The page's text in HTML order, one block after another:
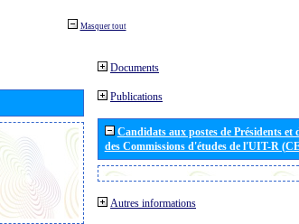
Masquer tout
Documents
Publications
Candidats aux postes de Présidents et
des Commissions d'études de l'UIT-R
Autres informations